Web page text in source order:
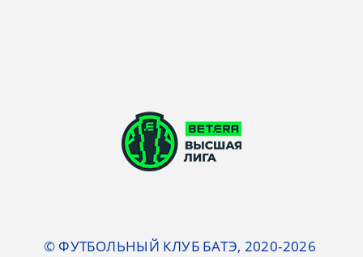
© ФУТБОЛЬНЫЙ КЛУБ БАТЭ, 2020-2026